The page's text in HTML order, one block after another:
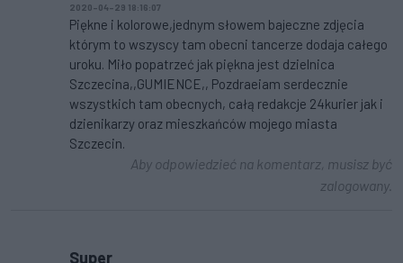
2020-04-29 18:16:07
Piękne i kolorowe,jednym słowem bajeczne zdjęcia
którym to wszyscy tam obecni tancerze dodaja całego
uroku. Miło popatrzeć jak piękna jest dzielnica
Szczecina,,GUMIENCE,, Pozdraeiam serdecznie
wszystkich tam obecnych, całą redakcje 24kurier jak i
dzienikarzy oraz mieszkańców mojego miasta
Szczecin.
Aby odpowiedzieć na komentarz, musisz być
zalogowany.
Super